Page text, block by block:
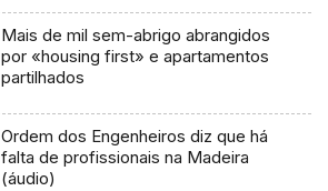
Mais de mil sem-abrigo abrangidos
por «housing first» e apartamentos
partilhados
Ordem dos Engenheiros diz que há
falta de profissionais na Madeira
(áudio)